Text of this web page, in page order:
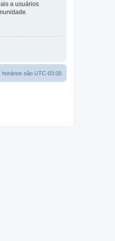
a usuários
horários são UTC-03:00